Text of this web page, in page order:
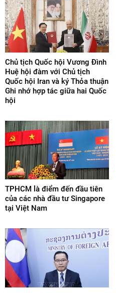
​Chủ tịch Quốc hội Vương Đình
Huệ hội đàm với Chủ tịch
Quốc hội Iran và ký Thỏa thuận
Ghi nhớ hợp tác giữa hai Quốc
hội
TPHCM là điểm đến đầu tiên
của các nhà đầu tư Singapore
tại Việt Nam